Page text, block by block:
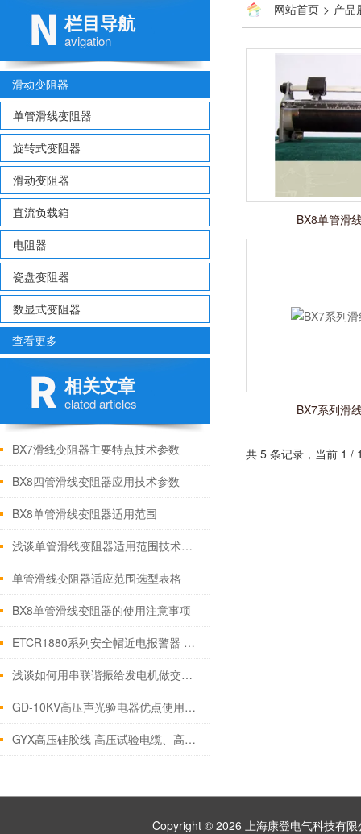
栏目导航
avigation
滑动变阻器
单管滑线变阻器
旋转式变阻器
滑动变阻器
直流负载箱
电阻器
瓷盘变阻器
数显式变阻器
查看更多
相关文章
elated articles
BX7滑线变阻器主要特点技术参数
BX8四管滑线变阻器应用技术参数
BX8单管滑线变阻器适用范围
浅谈单管滑线变阻器适用范围技术参数
单管滑线变阻器适应范围选型表格
BX8单管滑线变阻器的使用注意事项
ETCR1880系列安全帽近电报警器 技术参数
浅谈如何用串联谐振给发电机做交流耐压试验
GD-10KV高压声光验电器优点使用方法及注意事项
GYX高压硅胶线 高压试验电缆、高压硅胶线 高压试验线
网站首页 > 产品
BX8单管滑
BX7系列滑
共 5 条记录，当前 1
Copyright © 2026 上海康登电气科技有